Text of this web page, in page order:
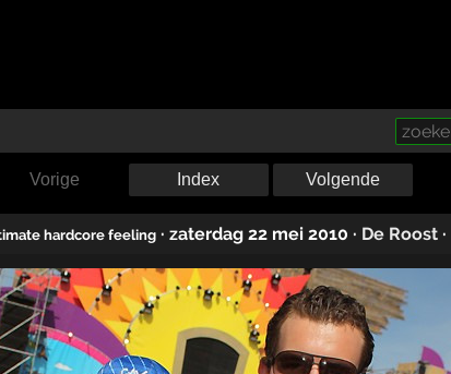
Vorige Index Volgende
hardcore feeling · zaterdag 22 mei 2010 · De Roost ·